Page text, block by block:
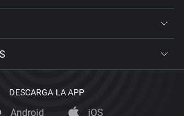
DESCARGA LA APP
Android iOS